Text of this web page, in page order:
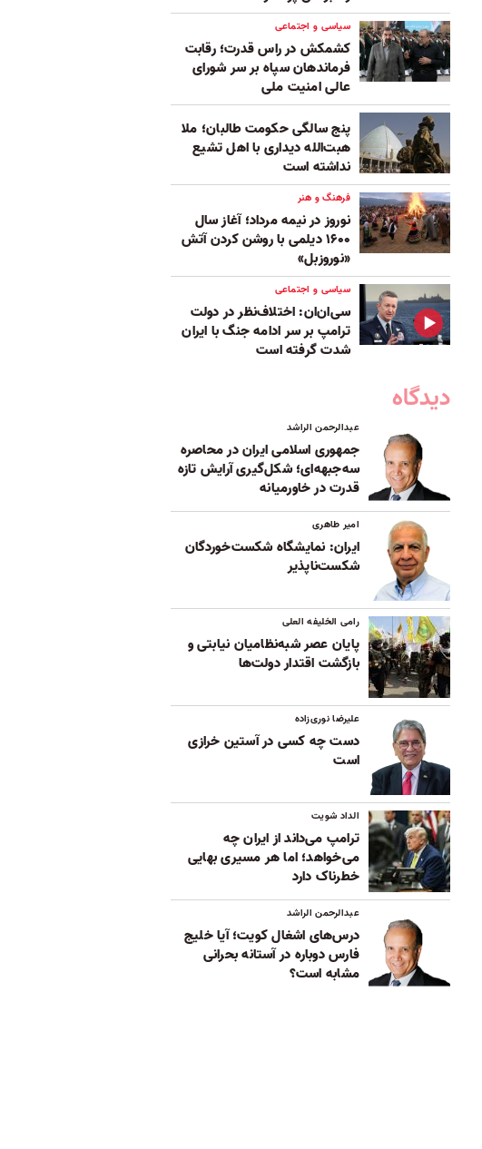
سیاسی و اجتماعی
کشمکش در راس قدرت؛ رقابت
فرماندهان سپاه بر سر شورای
عالی امنیت ملی
پنج‌ سالگی حکومت طالبان؛ ملا
هبت‌الله دیداری با اهل تشیع
نداشته است
فرهنگ و هنر
نوروز در نیمه مرداد؛ آغاز سال
۱۶۰۰ دیلمی با روشن کردن آتش
«نوروزبل»
سیاسی و اجتماعی
سی‌ان‌ان: اختلاف‌نظر در دولت
ترامپ بر سر ادامه جنگ با ایران
شدت گرفته است
دیدگاه
عبدالرحمن الراشد
جمهوری اسلامی ایران در محاصره
سه‌جبهه‌ای؛ شکل‌گیری آرایش تازه
قدرت در خاورمیانه
امیر طاهری
ایران: نمایشگاه شکست‌خوردگان
شکست‌ناپذیر
رامی الخلیفه العلی
پایان عصر شبه‌نظامیان نیابتی و
بازگشت اقتدار دولت‌ها
علیرضا نوری‌زاده
دست چه کسی در آستین خرازی
است
الداد شویت
ترامپ می‌داند از ایران چه
می‌خواهد؛ اما هر مسیری بهایی
خطرناک دارد
عبدالرحمن الراشد
درس‌های اشغال کویت؛ آیا خلیج
فارس دوباره در آستانه بحرانی
مشابه است؟